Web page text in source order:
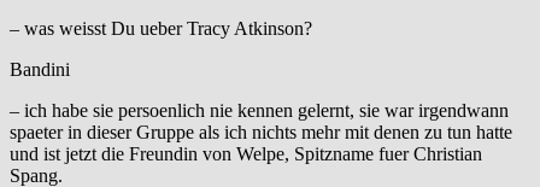
– was weisst Du ueber Tracy Atkinson?
Bandini
– ich habe sie persoenlich nie kennen gelernt, sie war irgendwann
spaeter in dieser Gruppe als ich nichts mehr mit denen zu tun hatte
und ist jetzt die Freundin von Welpe, Spitzname fuer Christian
Spang.